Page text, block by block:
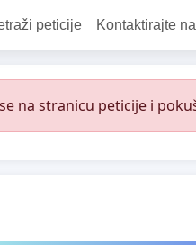
peticije Kontaktirajte
na stranicu peticije i